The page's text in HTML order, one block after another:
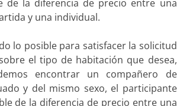
de la diferencia de precio entre una
y una individual.
lo posible para satisfacer la solicitud
el tipo de habitación que desea,
encontrar un compañero de
y del mismo sexo, el participante
de la diferencia de precio entre una